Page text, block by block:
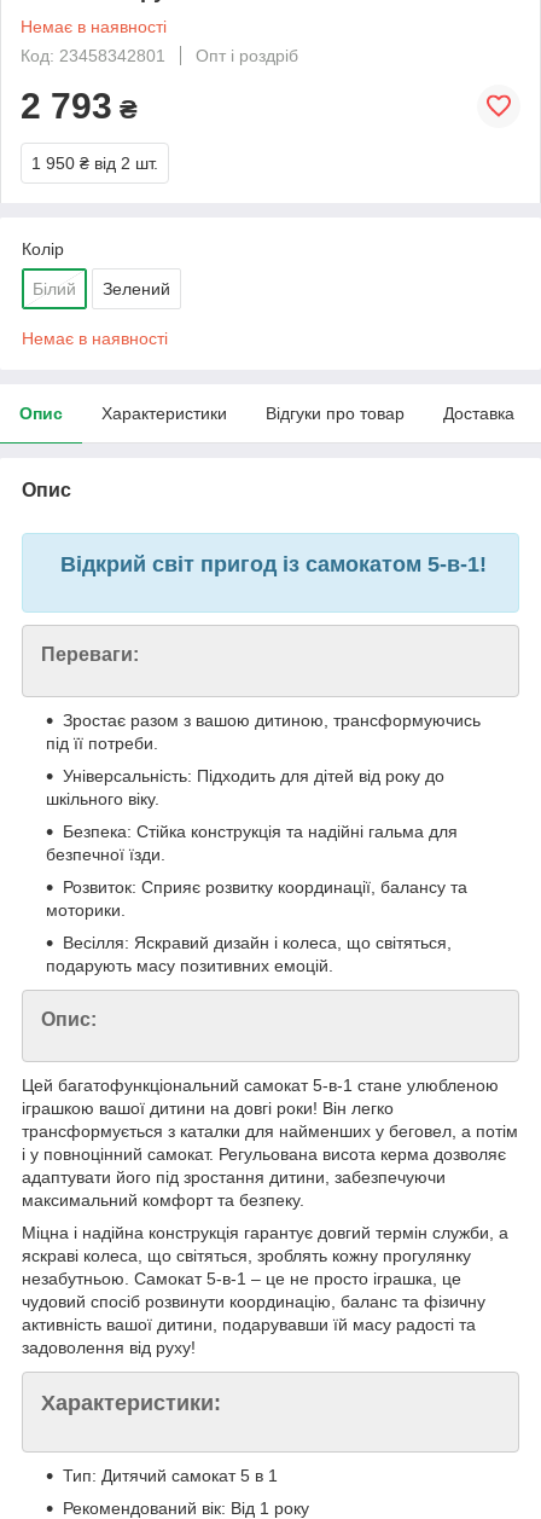
Немає в наявності
Код: 23458342801
Опт і роздріб
2 793 ₴
1 950 ₴ від 2 шт.
Колір
Білий Зелений
Немає в наявності
Опис Характеристики Відгуки про товар Доставка
Опис
Відкрий світ пригод із самокатом 5-в-1!
Переваги:
Зростає разом з вашою дитиною, трансформуючись
під її потреби.
Універсальність: Підходить для дітей від року до
шкільного віку.
Безпека: Стійка конструкція та надійні гальма для
безпечної їзди.
Розвиток: Сприяє розвитку координації, балансу та
моторики.
Весілля: Яскравий дизайн і колеса, що світяться,
подарують масу позитивних емоцій.
Опис:
Цей багатофункціональний самокат 5-в-1 стане улюбленою
іграшкою вашої дитини на довгі роки! Він легко
трансформується з каталки для найменших у беговел, а потім
і у повноцінний самокат. Регульована висота керма дозволяє
адаптувати його під зростання дитини, забезпечуючи
максимальний комфорт та безпеку.
Міцна і надійна конструкція гарантує довгий термін служби, а
яскраві колеса, що світяться, зроблять кожну прогулянку
незабутньою. Самокат 5-в-1 – це не просто іграшка, це
чудовий спосіб розвинути координацію, баланс та фізичну
активність вашої дитини, подарувавши їй масу радості та
задоволення від руху!
Характеристики:
Тип: Дитячий самокат 5 в 1
Рекомендований вік: Від 1 року